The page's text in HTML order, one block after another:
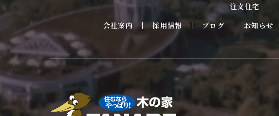
注文住宅
会社案内
採用情報 ブログ お知らせ